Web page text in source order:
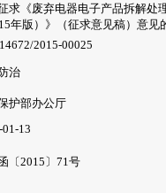
求《废弃电器电子产品拆解处
年版）》（征求意见稿）意见
2015-00025
治
护部办公厅
13
〔2015〕71号